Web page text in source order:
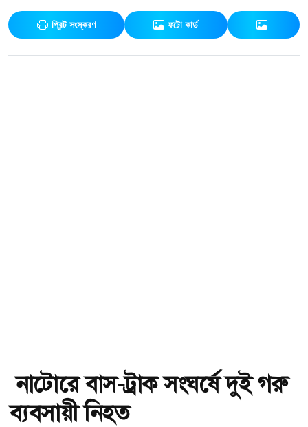
প্রিন্ট সংস্করণ ফটো কার্ড
নাটোরে বাস-ট্রাক সংঘর্ষে দুই গরু
ব্যবসায়ী নিহত